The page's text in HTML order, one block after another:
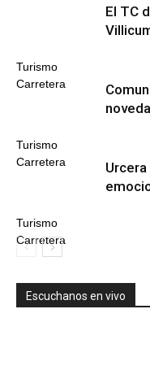
Turismo
Carretera
El TC
Turismo
Carretera
Turismo
Carretera
Escuchanos en vivo